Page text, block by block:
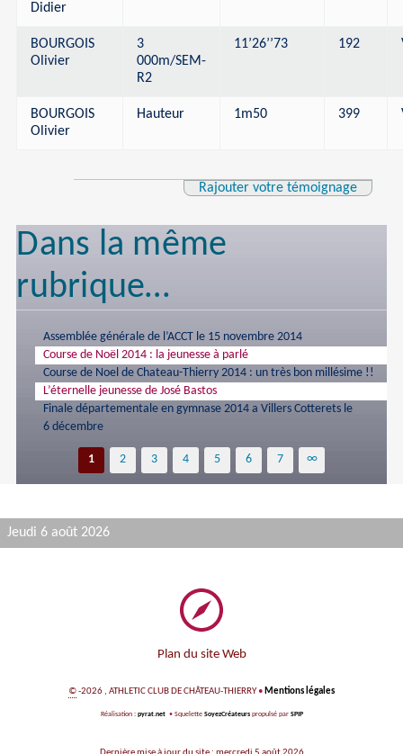
Didier
BOURGOIS
Olivier
3
000m/SEM-
R2
11’26’’73 192
BOURGOIS
Olivier
Hauteur 1m50 399
Rajouter votre témoignage
Dans la même
rubrique…
Assemblée générale de l’ACCT le 15 novembre 2014
Course de Noël 2014 : la jeunesse à parlé
Course de Noel de Chateau-Thierry 2014 : un très bon millésime !!
L’éternelle jeunesse de José Bastos
Finale départementale en gymnase 2014 a Villers Cotterets le
6 décembre
1 2 3 4 5 6 7 ∞
Jeudi 6 août 2026
Plan du site Web
©-2026 , ATHLETIC CLUB DE CHÂTEAU-THIERRY•Mentions légales
Réalisation : pyrat.net •Squelette SoyezCréateurspropulsé par SPIP